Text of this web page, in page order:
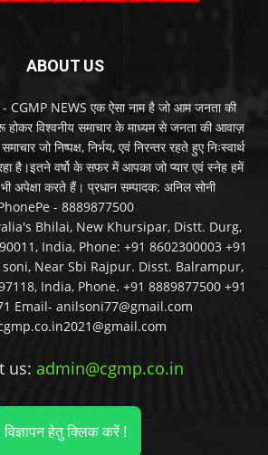
ABOUT US
CGMP NEWS एक ऐसा नाम है जो आम जनता की
विश्वनीय समाचार के माध्यम से जनता की आवाज़
जो निष्पक्ष, निर्भय, एवं निरन्तर रहते हुए निःस्वार्थ
है।इतने वर्षो के सफर में आपका जो प्यार एवं स्नेह हमें
अपेक्षा करते हैं। प्रधान सम्पादक: अनिल सोनी
- 8889877500
Bhilai, New Khursipar, Distt. Durg,
India, Phone: +91 8602300003 +91
Near Sbi Rajpur. Disst. Balrampur,
India, Phone. +91 8889877500 +91
Email- anilsoni77@gmail.com
us: admin@cgmp.co.in
विज्ञापन हेतु क्लिक करें !